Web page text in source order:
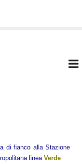
di fianco alla Stazione
linea Verde